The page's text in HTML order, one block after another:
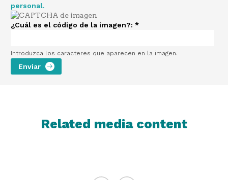
personal.
¿Cuál es el código de la imagen?: *
Introduzca los caracteres que aparecen en la imagen.
Related media content